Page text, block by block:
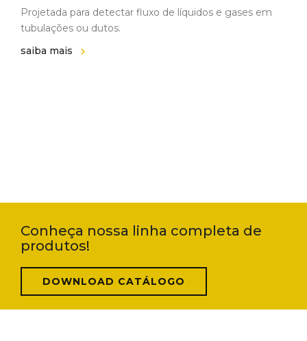
Projetada para detectar fluxo de líquidos e gases em
tubulações ou dutos.
saiba mais
Conheça nossa linha completa de
produtos!
DOWNLOAD CATÁLOGO